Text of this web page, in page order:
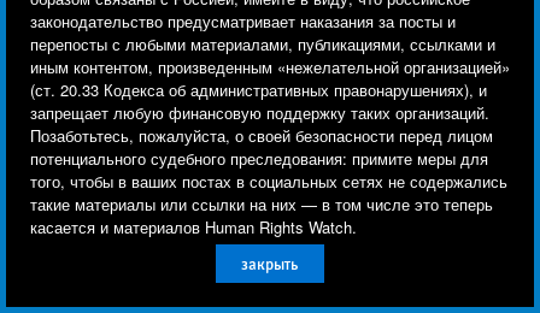
законодательство предусматривает наказания за посты и
перепосты с любыми материалами, публикациями, ссылками и
иным контентом, произведенным «нежелательной организацией»
(ст. 20.33 Кодекса об административных правонарушениях), и
запрещает любую финансовую поддержку таких организаций.
Позаботьтесь, пожалуйста, о своей безопасности перед лицом
потенциального судебного преследования: примите меры для
того, чтобы в ваших постах в социальных сетях не содержались
такие материалы или ссылки на них — в том числе это теперь
касается и материалов Human Rights Watch.
закрыть
прокурору санкции на расследование, включая право
потерпевших делать представления Палате
предварительного производства (см. выше).
инструменты, чтобы лучше понять, кто посещает
сайт, и улучшить ваш опыт взаимодействия с ним.
Используя наш сайт, вы соглашаетесь с этим.
Ознакомьтесь с нашей политикой
конфиденциальности,чтобы узнать, для чего
используются файлы cookie и как изменить ваши
настройки.